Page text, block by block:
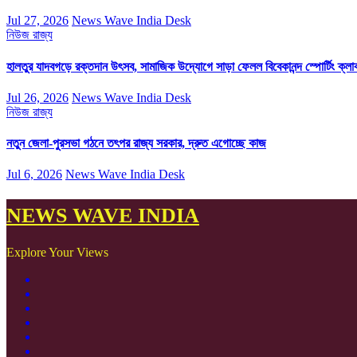
Jul 27, 2026 News Wave India Desk
নিউজ রাজ্য
হালতুর যাদবগড়ে রক্তদান উৎসব, সামাজিক উদ্যোগে সাড়া ফেলল বিবেকানন্দ স্পোর্টিং
Jul 26, 2026 News Wave India Desk
নিউজ রাজ্য
নতুন জেলা-পুরসভা গঠনে তৎপর রাজ্য সরকার, দ্রুত এগোচ্ছে কাজ
Jul 6, 2026 News Wave India Desk
NEWS WAVE INDIA
Explore Your Views